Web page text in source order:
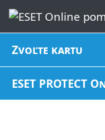
Zvoľte kartu
ESET PROTECT